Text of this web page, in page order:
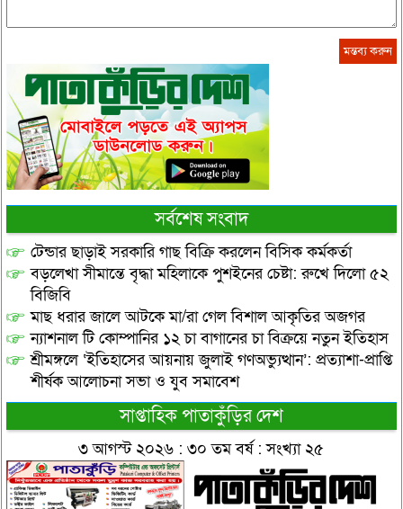
সর্বশেষ সংবাদ
টেন্ডার ছাড়াই সরকারি গাছ বিক্রি করলেন বিসিক কর্মকর্তা
বড়লেখা সীমান্তে বৃদ্ধা মহিলাকে পুশইনের চেষ্টা: রুখে দিলো ৫২
বিজিবি
মাছ ধরার জালে আটকে মা/রা গেল বিশাল আকৃতির অজগর
ন্যাশনাল টি কোম্পানির ১২ চা বাগানের চা বিক্রয়ে নতুন ইতিহাস
শ্রীমঙ্গলে ‘ইতিহাসের আয়নায় জুলাই গণঅভ্যুত্থান’: প্রত্যাশা-প্রাপ্তি
শীর্ষক আলোচনা সভা ও যুব সমাবেশ
সাপ্তাহিক পাতাকুঁড়ির দেশ
৩ আগস্ট ২০২৬ : ৩০ তম বর্ষ : সংখ্যা ২৫